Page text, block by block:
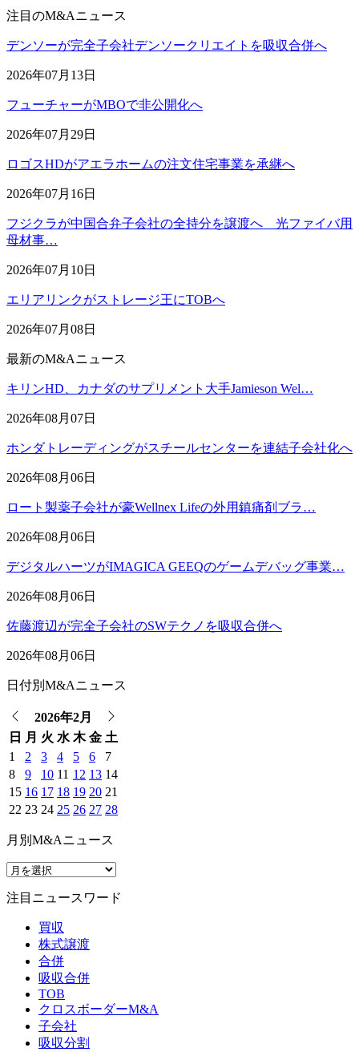
注目のM&Aニュース
デンソーが完全子会社デンソークリエイトを吸収合併へ
2026年07月13日
フューチャーがMBOで非公開化へ
2026年07月29日
ロゴスHDがアエラホームの注文住宅事業を承継へ
2026年07月16日
フジクラが中国合弁子会社の全持分を譲渡へ 光ファイバ用
母材事…
2026年07月10日
エリアリンクがストレージ王にTOBへ
2026年07月08日
最新のM&Aニュース
キリンHD、カナダのサプリメント大手Jamieson Wel…
2026年08月07日
ホンダトレーディングがスチールセンターを連結子会社化へ
2026年08月06日
ロート製薬子会社が豪Wellnex Lifeの外用鎮痛剤ブラ…
2026年08月06日
デジタルハーツがIMAGICA GEEQのゲームデバッグ事業…
2026年08月06日
佐藤渡辺が完全子会社のSWテクノを吸収合併へ
2026年08月06日
日付別M&Aニュース
2026年2月
日 月 火 水 木 金 土
1
2 3 4 5 6
7
8
9 10 11 12 13 14
15 16 17 18 19 20 21
22 23 24 25 26 27 28
月別M&Aニュース
注目ニュースワード
買収
株式譲渡
合併
吸収合併
TOB
クロスボーダーM&A
子会社
吸収分割